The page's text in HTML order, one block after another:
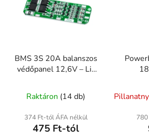
BMS 3S 20A balanszos
védőpanel 12,6V – Li-
akkumulátorhoz
Raktáron (14 db)
374 Ft-tól ÁFA nélkül
475 Ft-tól